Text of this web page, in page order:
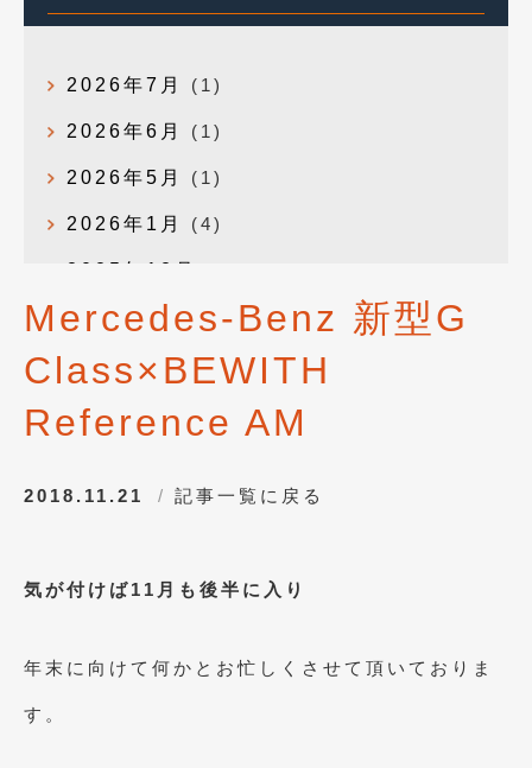
2026年7月 (1)
2026年6月 (1)
2026年5月 (1)
2026年1月 (4)
2025年12月
2025年10月 (1)
2025年8月(2)
2024年12月
2024年7月(1)
2024年4月(1)
Mercedes-Benz 新型G
Class×BEWITH
Reference AM
2018.11.21 記事一覧に戻る
気が付けば11月も後半に入り
年末に向けて何かとお忙しくさせて頂いておりま
す。